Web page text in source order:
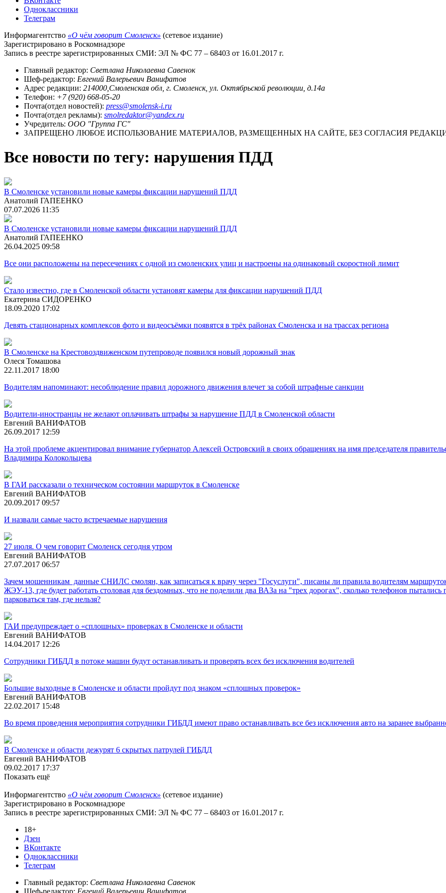
Одноклассники
Телеграм
Информагентство «О чём говорит Смоленск» (сетевое издание)
Зарегистрировано в Роскомнадзоре
Запись в реестре зарегистрированных СМИ: ЭЛ № ФС 77 – 68403 от 16.01.2017 г.
Главный редактор: Светлана Николаевна Савенок
Шеф-редактор: Евгений Валерьевич Ванифатов
Адрес редакции: 214000,Смоленская обл, г. Смоленск, ул. Октябрьской революции, д.14а
Телефон: +7 (920) 668-05-20
Почта(отдел новостей): press@smolensk-i.ru
Почта(отдел рекламы): smolredaktor@yandex.ru
Учредитель: ООО "Группа ГС"
ЗАПРЕЩЕНО ЛЮБОЕ ИСПОЛЬЗОВАНИЕ МАТЕРИАЛОВ, РАЗМЕЩЕННЫХ НА САЙТЕ, БЕЗ СОГЛАСИЯ
Все новости по тегу: нарушения ПДД
В Смоленске установили новые камеры фиксации нарушений ПДД
Анатолий ГАПЕЕНКО
07.07.2026 11:35
В Смоленске установили новые камеры фиксации нарушений ПДД
Анатолий ГАПЕЕНКО
26.04.2025 09:58
Все они расположены на пересечениях с одной из смоленских улиц и настроены на одинаковый скоростной лимит
Стало известно, где в Смоленской области установят камеры для фиксации нарушений ПДД
Екатерина СИДОРЕНКО
18.09.2020 17:02
Девять стационарных комплексов фото и видеосъёмки появятся в трёх районах Смоленска и на трассах региона
В Смоленске на Крестовоздвиженском путепроводе появился новый дорожный знак
Олеся Томашова
22.11.2017 18:00
Водителям напоминают: несоблюдение правил дорожного движения влечет за собой штрафные санкции
Водители-иностранцы не желают оплачивать штрафы за нарушение ПДД в Смоленской области
Евгений ВАНИФАТОВ
26.09.2017 12:59
На этой проблеме акцентировал внимание губернатор Алексей Островский в своих обращениях на имя председателя
Владимира Колокольцева
В ГАИ рассказали о техническом состоянии маршруток в Смоленске
Евгений ВАНИФАТОВ
20.09.2017 09:57
И назвали самые часто встречаемые нарушения
27 июля. О чем говорит Смоленск сегодня утром
Евгений ВАНИФАТОВ
27.07.2017 06:57
Зачем мошенникам данные СНИЛС смолян, как записаться к врачу через "Госуслуги", писаны ли правила водителям
ЖЭУ-13, где будет работать столовая для бездомных, что не поделили два ВАЗа на "трех дорогах", сколько телефонов
парковаться там, где нельзя?
ГАИ предупреждает о «сплошных» проверках в Смоленске и области
Евгений ВАНИФАТОВ
14.04.2017 12:26
Сотрудники ГИБДД в потоке машин будут останавливать и проверять всех без исключения водителей
Большие выходные в Смоленске и области пройдут под знаком «сплошных проверок»
Евгений ВАНИФАТОВ
22.02.2017 15:48
Во время проведения мероприятия сотрудники ГИБДД имеют право останавливать все без исключения авто на заранее
В Смоленске и области дежурят 6 скрытых патрулей ГИБДД
Евгений ВАНИФАТОВ
09.02.2017 17:37
Показать ещё
Информагентство «О чём говорит Смоленск» (сетевое издание)
Зарегистрировано в Роскомнадзоре
Запись в реестре зарегистрированных СМИ: ЭЛ № ФС 77 – 68403 от 16.01.2017 г.
18+
Дзен
ВКонтакте
Одноклассники
Телеграм
Главный редактор: Светлана Николаевна Савенок
Шеф-редактор: Евгений Валерьевич Ванифатов